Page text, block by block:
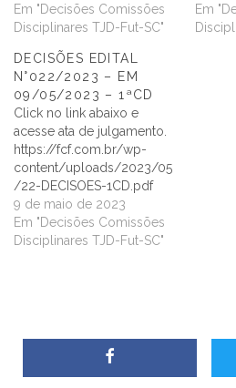
Em "Decisões Comissões
Disciplinares TJD-Fut-SC"
Em
DECISÕES EDITAL
N°022/2023 – EM
09/05/2023 – 1ªCD
Click no link abaixo e
acesse ata de julgamento.
https://fcf.com.br/wp-
content/uploads/2023/05
/22-DECISOES-1CD.pdf
9 de maio de 2023
Em "Decisões Comissões
Disciplinares TJD-Fut-SC"